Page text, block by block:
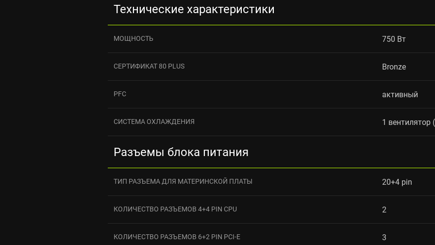
Технические характеристики
МОЩНОСТЬ 750 Вт
СЕРТИФИКАТ 80 PLUS Bronze
PFC активный
СИСТЕМА ОХЛАЖДЕНИЯ 1
Разъемы блока питания
ТИП РАЗЪЕМА ДЛЯ МАТЕРИНСКОЙ ПЛАТЫ 20+4 pin
КОЛИЧЕСТВО РАЗЪЕМОВ 4+4 PIN CPU 2
КОЛИЧЕСТВО РАЗЪЕМОВ 6+2 PIN PCI-E 3